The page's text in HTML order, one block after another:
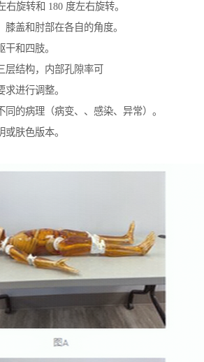
右旋转和 180 度左右旋转。
膝盖和肘部在各自的角度。
和四肢。
层结构，内部孔隙率可
进行调整。
同的病理（病变、、感染、异常）。
肤色版本。